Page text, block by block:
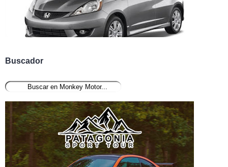
Buscador